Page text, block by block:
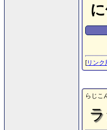
[リンク
らじこ